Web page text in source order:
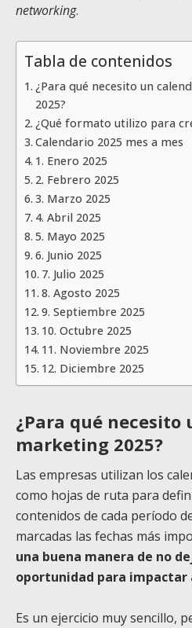
networking.
Tabla de contenidos
¿Para qué necesito un
2025?
¿Qué formato utilizo para
Calendario 2025 mes a mes
1. Enero 2025
2. Febrero 2025
3. Marzo 2025
4. Abril 2025
5. Mayo 2025
6. Junio 2025
7. Julio 2025
8. Agosto 2025
9. Septiembre 2025
10. Octubre 2025
11. Noviembre 2025
12. Diciembre 2025
¿Para qué necesito
marketing 2025?
Las empresas utilizan los
como hojas de ruta para
contenidos de cada período
marcadas las fechas más
una buena manera de no
oportunidad para impactar
Es un ejercicio muy sencillo,